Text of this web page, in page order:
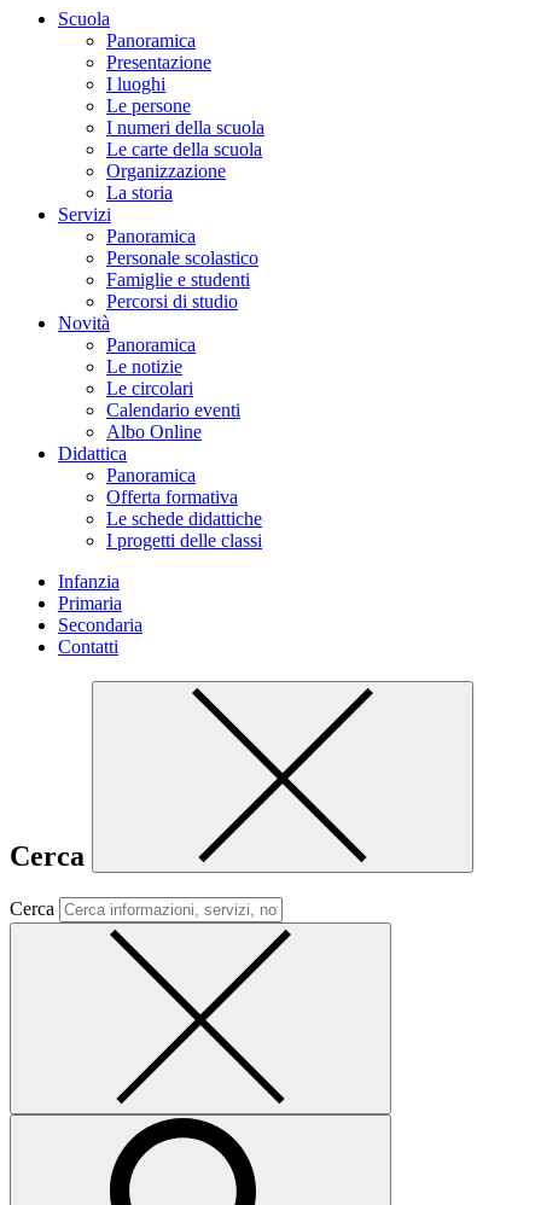
Scuola
Panoramica
Presentazione
I luoghi
Le persone
I numeri della scuola
Le carte della scuola
Organizzazione
La storia
Servizi
Panoramica
Personale scolastico
Famiglie e studenti
Percorsi di studio
Novità
Panoramica
Le notizie
Le circolari
Calendario eventi
Albo Online
Didattica
Panoramica
Offerta formativa
Le schede didattiche
I progetti delle classi
Infanzia
Primaria
Secondaria
Contatti
Cerca
Cerca